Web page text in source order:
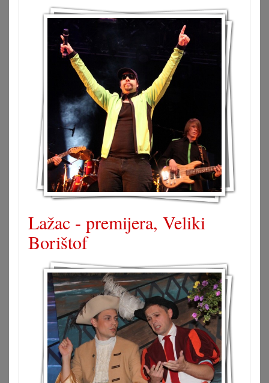
Lažac - premijera, Veliki
Borištof